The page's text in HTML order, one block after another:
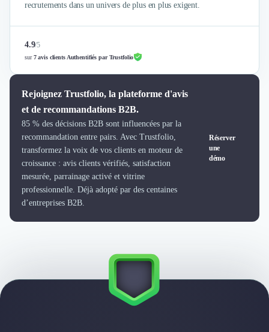
Intelligence Artificielle (IA)
Logistique
Traduction
Traiteur & Restauration
Conception & Aménagement de Bureaux
Sourcing et Imports
Office Management
Développement à l'international
Accélérateurs et incubateurs
Autres
Réhabilitation et maintenance
Gestion Immobilière
Nettoyage & Ménage
Clubs & Réseaux Professionnels
recrutements dans un univers de plus en plus exigent.
4.9/5
sur7 avis clients Authentifiés par Trustfolio
Rejoignez Trustfolio, la plateforme d'avis
et de recommandations B2B.
85 % des décisions B2B sont influencées par la
recommandation entre pairs. Avec Trustfolio,
transformez la voix de vos clients en moteur de
croissance : avis clients vérifiés, satisfaction
mesurée, parrainage activé et vitrine
professionnelle. Déjà adopté par des centaines
d’entreprises B2B.
Réserver
une
démo